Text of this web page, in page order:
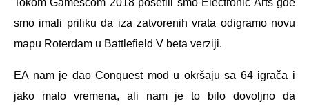
smo imali priliku da iza zatvorenih vrata odigramo novu
mapu Roterdam u Battlefield V beta verziji.
EA nam je dao Conquest mod u okršaju sa 64 igrača i
jako malo vremena, ali nam je to bilo dovoljno da